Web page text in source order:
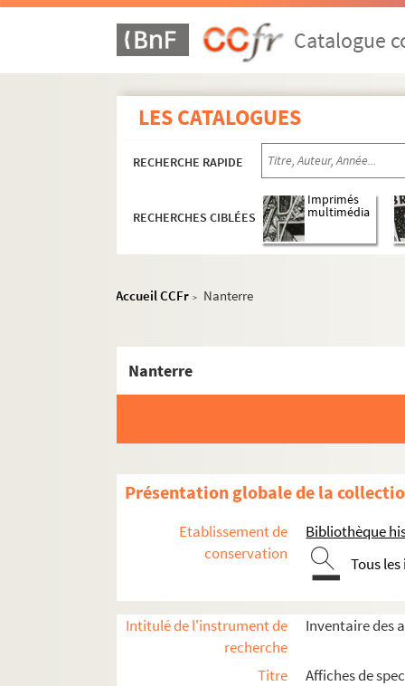
Catalogue
LES CATALOGUES
RECHERCHE RAPIDE
RECHERCHES CIBLÉES
Imprimés
multimédia
Accueil CCFr > Nanterre
Nanterre
Présentation globale de la
Etablissement de
conservation
Bibliothèque
Tous
Intitulé de l'instrument de
recherche
Inventaire des
Titre
Affiches de
Yvelines
Antony